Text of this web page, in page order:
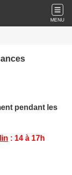
MENU
pendant les
: 14 à 17h